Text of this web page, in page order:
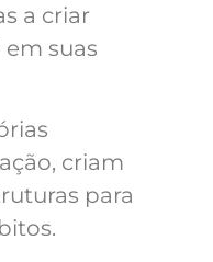
a criar
em suas
criam
para